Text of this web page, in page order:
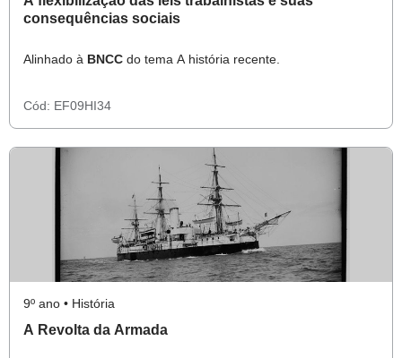
consequências sociais
Alinhado à BNCC do tema A história recente.
Cód: EF09HI34
9º ano • História
A Revolta da Armada